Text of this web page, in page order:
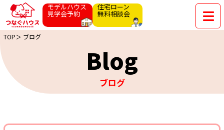
モデルハウス
見学会予約
住宅ローン
無料相談会
TOP＞ ブログ
Blog
ブログ